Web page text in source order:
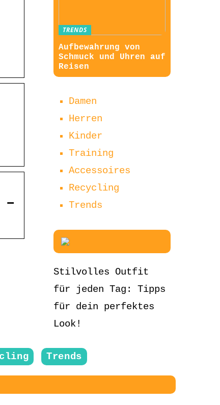
–
TRENDS
Aufbewahrung von
Schmuck und Uhren auf
Reisen
Damen
Herren
Kinder
Training
Accessoires
Recycling
Trends
Stilvolles Outfit
für jeden Tag: Tipps
für dein perfektes
Look!
Trends